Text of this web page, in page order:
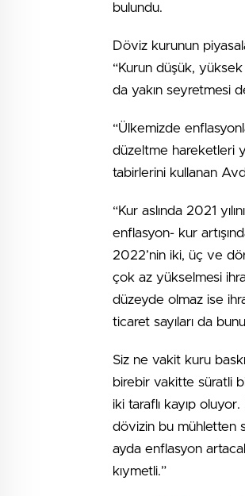
bulundu.
Döviz kurunun
“Kurun düşük,
da yakın seyretmesi
“Ülkemizde
düzeltme hareketleri
tabirlerini kullanan
“Kur aslında 2021
enflasyon- kur
2022’nin iki, üç ve
çok az yükselmesi
düzeyde olmaz ise
ticaret sayıları da
Siz ne vakit kuru
birebir vakitte süratli
iki taraflı kayıp
dövizin bu mühletten
ayda enflasyon
kıymetli.”